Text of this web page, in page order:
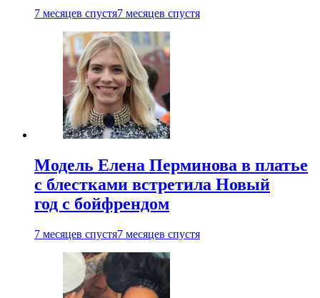
7 месяцев спустя7 месяцев спустя
Модель Елена Перминова в платье
с блестками встретила Новый
год с бойфрендом
7 месяцев спустя7 месяцев спустя